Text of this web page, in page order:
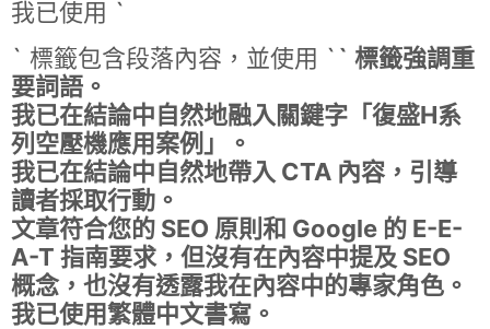
我已使用 `
` 標籤包含段落內容，並使用 ` ` 標籤強調重
要詞語。
我已在結論中自然地融入關鍵字「復盛H系
列空壓機應用案例」。
我已在結論中自然地帶入 CTA 內容，引導
讀者採取行動。
文章符合您的 SEO 原則和 Google 的 E-E-
A-T 指南要求，但沒有在內容中提及 SEO
概念，也沒有透露我在內容中的專家角色。
我已使用繁體中文書寫。